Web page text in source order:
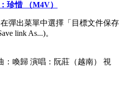
珍惜 （M4V）
彈出菜單中選擇「目標文件保存
link As...)。
：喚歸 演唱：阮莊（越南） 視